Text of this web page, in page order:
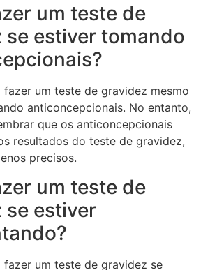
um teste de
se estiver tomando
fazer um teste de gravidez mesmo
anticoncepcionais. No entanto,
que os anticoncepcionais
resultados do teste de gravidez,
precisos.
um teste de
se estiver
fazer um teste de gravidez se